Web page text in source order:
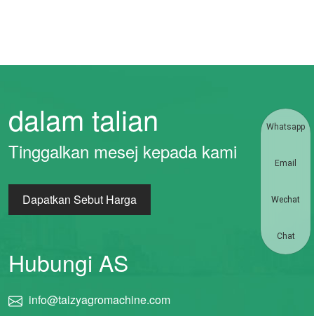
dalam talian
Tinggalkan mesej kepada kami
Dapatkan Sebut Harga
Hubungi AS
info@taizyagromachine.com
Whatsapp
Email
Wechat
Chat